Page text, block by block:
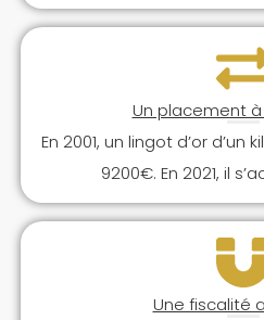
Un placement
En 2001, un lingot d’or
9200€. En 2021, il
Une fiscalité